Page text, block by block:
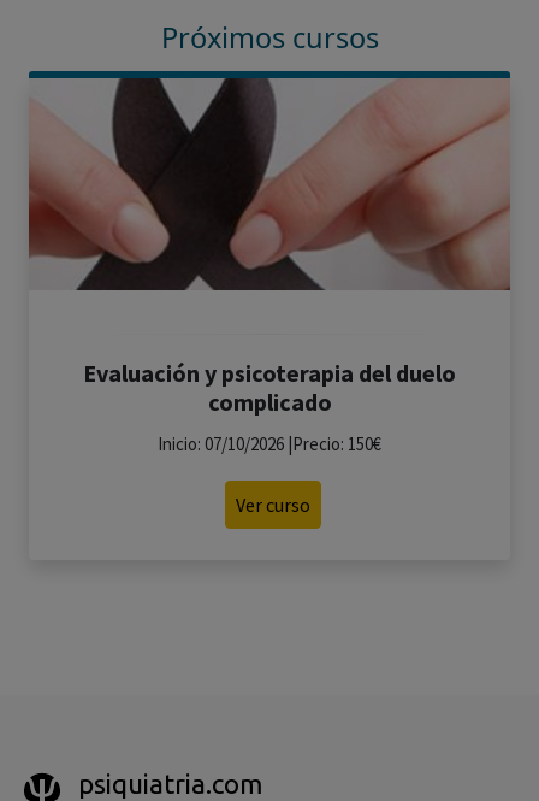
Próximos cursos
Evaluación y psicoterapia del duelo
complicado
Inicio: 07/10/2026 |Precio: 150€
Ver curso
psiquiatria.com